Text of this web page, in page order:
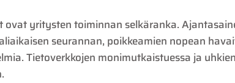
yritysten toiminnan selkäranka.
seurannan, poikkeamien nopean
Tietoverkkojen monimutkaistuessa ja